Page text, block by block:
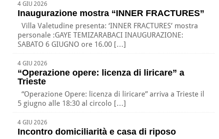
4 GIU 2026
Inaugurazione mostra “INNER FRACTURES”
Villa Valetudine presenta: ‘INNER FRACTURES’ mostra
personale :GAYE TEMIZARABACI INAUGURAZIONE:
SABATO 6 GIUGNO ore 16.00 […]
4 GIU 2026
“Operazione opere: licenza di liricare” a
Trieste
“Operazione Opere: licenza di liricare” arriva a Trieste il
5 giugno alle 18:30 al circolo […]
4 GIU 2026
Incontro domiciliarità e casa di riposo